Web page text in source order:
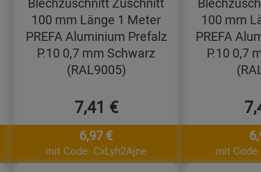
100 mm Länge 1 Meter
PREFA Aluminium Prefalz
P.10 0,7 mm Schwarz
(RAL9005)
7,41 €
6,97 €
mit Code: CxLyh2Ajne
100 mm
PREFA
P.10 0,7
mit